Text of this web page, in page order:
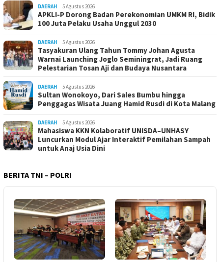
DAERAH 5 Agustus 2026
APKLI-P Dorong Badan Perekonomian UMKM RI, Bidik
100 Juta Pelaku Usaha Unggul 2030
DAERAH 5 Agustus 2026
Tasyakuran Ulang Tahun Tommy Johan Agusta
Warnai Launching Joglo Seminingrat, Jadi Ruang
Pelestarian Tosan Aji dan Budaya Nusantara
DAERAH 5 Agustus 2026
Sultan Wonokoyo, Dari Sales Bumbu hingga
Penggagas Wisata Juang Hamid Rusdi di Kota Malang
DAERAH 5 Agustus 2026
Mahasiswa KKN Kolaboratif UNISDA–UNHASY
Luncurkan Modul Ajar Interaktif Pemilahan Sampah
untuk Anaj Usia Dini
BERITA TNI – POLRI